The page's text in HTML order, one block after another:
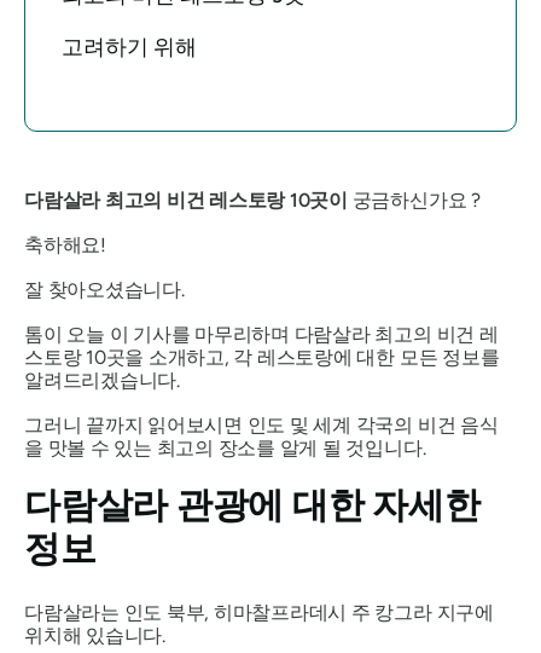
고려하기 위해
다람살라 최고의 비건 레스토랑 10곳이 궁금하신가요 ?
축하해요!
잘 찾아오셨습니다.
톰이 오늘 이 기사를 마무리하며 다람살라 최고의 비건 레
스토랑 10곳을 소개하고, 각 레스토랑에 대한 모든 정보를
알려드리겠습니다.
그러니 끝까지 읽어보시면 인도 및 세계 각국의 비건 음식
을 맛볼 수 있는 최고의 장소를 알게 될 것입니다.
다람살라 관광에 대한 자세한
정보
다람살라는 인도 북부, 히마찰프라데시 주 캉그라 지구에
위치해 있습니다.